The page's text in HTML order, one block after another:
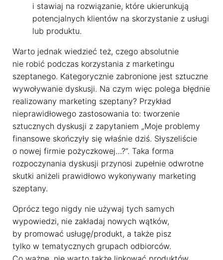
i stawiaj na rozwiązanie, które ukierunkują
potencjalnych klientów na skorzystanie z usługi
lub produktu.
Warto jednak wiedzieć też, czego absolutnie
nie robić podczas korzystania z marketingu
szeptanego. Kategorycznie zabronione jest sztuczne
wywoływanie dyskusji. Na czym więc polega błędnie
realizowany marketing szeptany? Przykład
nieprawidłowego zastosowania to: tworzenie
sztucznych dyskusji z zapytaniem „Moje problemy
finansowe skończyły się właśnie dziś. Słyszeliście
o nowej firmie pożyczkowej…?”. Taka forma
rozpoczynania dyskusji przynosi zupełnie odwrotne
skutki aniżeli prawidłowo wykonywany marketing
szeptany.
Oprócz tego nigdy nie używaj tych samych
wypowiedzi, nie zakładaj nowych wątków,
by promować usługę/produkt, a także pisz
tylko w tematycznych grupach odbiorców.